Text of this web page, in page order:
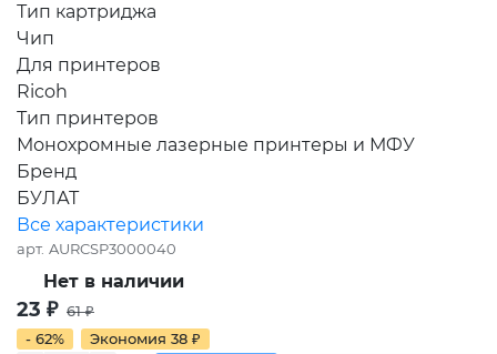
Тип картриджа
Чип
Для принтеров
Ricoh
Тип принтеров
Монохромные лазерные принтеры и МФУ
Бренд
БУЛАТ
Все характеристики
арт. AURCSP3000040
Нет в наличии
23 ₽ 61₽
- 62%
Экономия 38 ₽